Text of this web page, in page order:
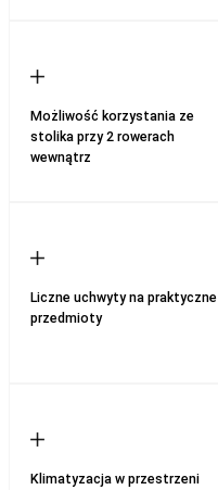
Możliwość korzystania ze
stolika przy 2 rowerach
wewnątrz
Liczne uchwyty na praktyczne
przedmioty
Klimatyzacja w przestrzeni